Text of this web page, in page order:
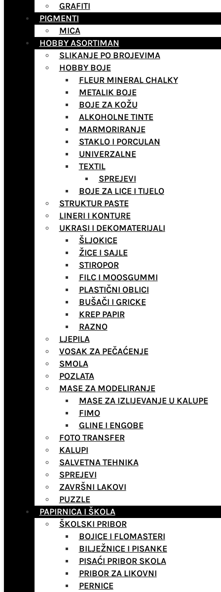
GRAFITI
PIGMENTI
MICA
HOBBY ASORTIMAN
SLIKANJE PO BROJEVIMA
HOBBY BOJE
FLEUR MINERAL CHALKY
METALIK BOJE
BOJE ZA KOŽU
ALKOHOLNE TINTE
MARMORIRANJE
STAKLO I PORCULAN
UNIVERZALNE
TEXTIL
SPREJEVI
BOJE ZA LICE I TIJELO
STRUKTUR PASTE
LINERI I KONTURE
UKRASI I DEKOMATERIJALI
ŠLJOKICE
ŽICE I SAJLE
STIROPOR
FILC I MOOSGUMMI
PLASTIČNI OBLICI
BUŠAČI I GRICKE
KREP PAPIR
RAZNO
LJEPILA
VOSAK ZA PEČAĆENJE
SMOLA
POZLATA
MASE ZA MODELIRANJE
MASE ZA IZLIJEVANJE U KALUPE
FIMO
GLINE I ENGOBE
FOTO TRANSFER
KALUPI
SALVETNA TEHNIKA
SPREJEVI
ZAVRŠNI LAKOVI
PUZZLE
PAPIRNICA I ŠKOLA
ŠKOLSKI PRIBOR
BOJICE I FLOMASTERI
BILJEŽNICE I PISANKE
PISAĆI PRIBOR SKOLA
PRIBOR ZA LIKOVNI
PERNICE